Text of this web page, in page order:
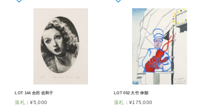
LOT 144 合田 佐和子
落札 ：¥5,000
LOT 052 大竹 伸朗
落札 ： ¥175,000